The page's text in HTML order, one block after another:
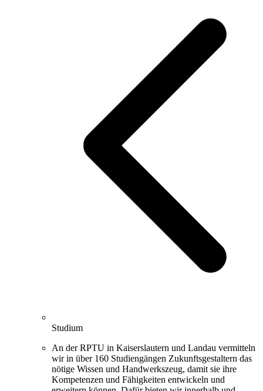
Studium
An der RPTU in Kaiserslautern und Landau vermitteln
wir in über 160 Studiengängen Zukunftsgestaltern das
nötige Wissen und Handwerkszeug, damit sie ihre
Kompetenzen und Fähigkeiten entwickeln und